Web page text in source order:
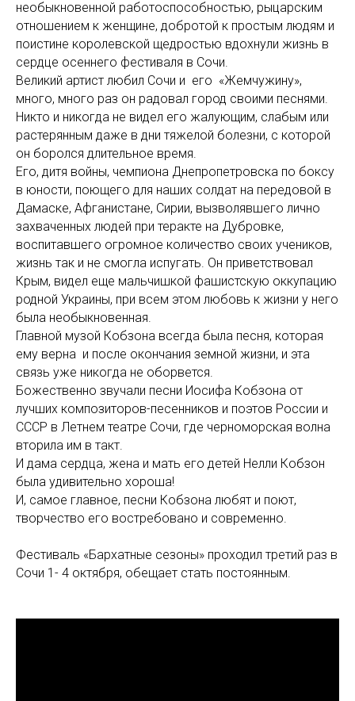
необыкновенной работоспособностью, рыцарским
отношением к женщине, добротой к простым людям и
поистине королевской щедростью вдохнули жизнь в
сердце осеннего фестиваля в Сочи.
Великий артист любил Сочи и его «Жемчужину»,
много, много раз он радовал город своими песнями.
Никто и никогда не видел его жалующим, слабым или
растерянным даже в дни тяжелой болезни, с которой
он боролся длительное время.
Его, дитя войны, чемпиона Днепропетровска по боксу
в юности, поющего для наших солдат на передовой в
Дамаске, Афганистане, Сирии, вызволявшего лично
захваченных людей при теракте на Дубровке,
воспитавшего огромное количество своих учеников,
жизнь так и не смогла испугать. Он приветствовал
Крым, видел еще мальчишкой фашистскую оккупацию
родной Украины, при всем этом любовь к жизни у него
была необыкновенная.
Главной музой Кобзона всегда была песня, которая
ему верна и после окончания земной жизни, и эта
связь уже никогда не оборвется.
Божественно звучали песни Иосифа Кобзона от
лучших композиторов-песенников и поэтов России и
СССР в Летнем театре Сочи, где черноморская волна
вторила им в такт.
И дама сердца, жена и мать его детей Нелли Кобзон
была удивительно хороша!
И, самое главное, песни Кобзона любят и поют,
творчество его востребовано и современно.
Фестиваль «Бархатные сезоны» проходил третий раз в
Сочи 1- 4 октября, обещает стать постоянным.